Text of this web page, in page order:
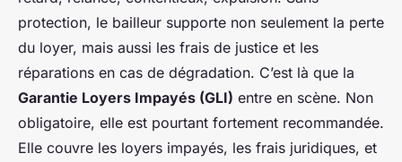
protection, le bailleur supporte non seulement la perte
du loyer, mais aussi les frais de justice et les
réparations en cas de dégradation. C’est là que la
Garantie Loyers Impayés (GLI) entre en scène. Non
obligatoire, elle est pourtant fortement recommandée.
Elle couvre les loyers impayés, les frais juridiques, et